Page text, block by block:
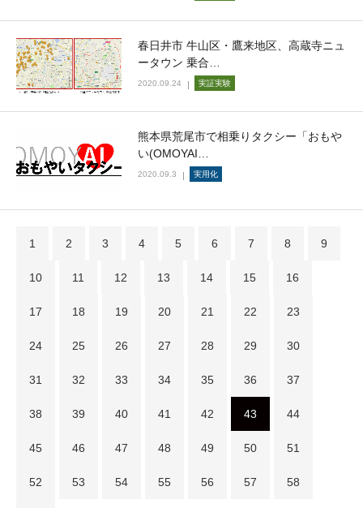
春日井市 牛山区・鷹来地区、高蔵寺ニュ
ータウン 乗合…
2020.09.24 実証実験
熊本県荒尾市で相乗りタクシー「おもや
い(OMOYAI…
2020.09.3 実用化
1 2 3 4 5 6 7 8 9
10 11 12 13 14 15 16
17 18 19 20 21 22 23
24 25 26 27 28 29 30
31 32 33 34 35 36 37
38 39 40 41 42 43 44
45 46 47 48 49 50 51
52 53 54 55 56 57 58